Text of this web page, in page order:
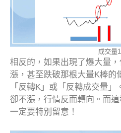
成交量
相反的，如果出現了爆大量
漲，甚至跌破那根大量K棒的
「反轉K」或「反轉成交量
卻不漲，行情反而轉向。而
一定要特別留意！